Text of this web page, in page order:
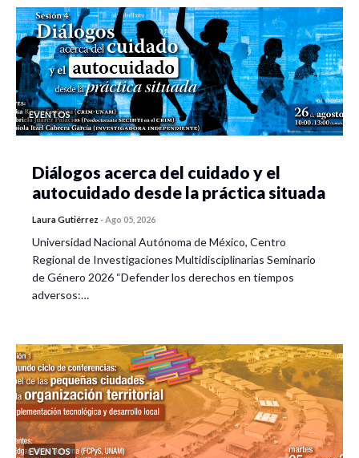
EVENTOS
Diálogos acerca del cuidado y el
autocuidado desde la práctica situada
Laura Gutiérrez -Ago 05, 2026
Universidad Nacional Autónoma de México, Centro
Regional de Investigaciones Multidisciplinarias Seminario
de Género 2026 “Defender los derechos en tiempos
adversos:…
EVENTOS